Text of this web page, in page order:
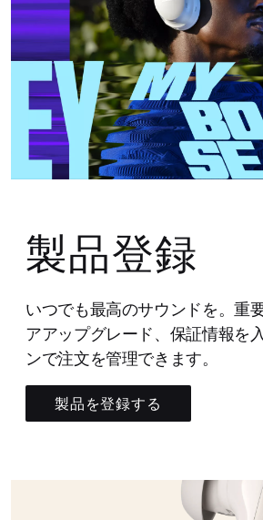
製品登録
いつでも最高のサウンドを。重
アアップグレード、保証情報を
ンで注文を管理できます。
製品を登録する